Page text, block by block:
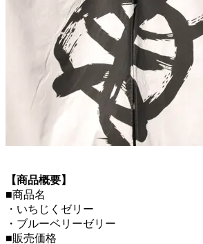
【商品概要】
■商品名
・いちじくゼリー
・ブルーベリーゼリー
■販売価格